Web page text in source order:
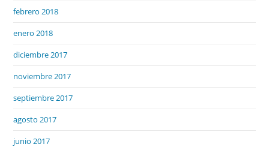
febrero 2018
enero 2018
diciembre 2017
noviembre 2017
septiembre 2017
agosto 2017
junio 2017